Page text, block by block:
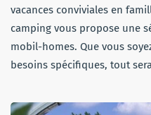
vacances conviviales en
camping vous propose une
mobil-homes. Que vous
besoins spécifiques, tout